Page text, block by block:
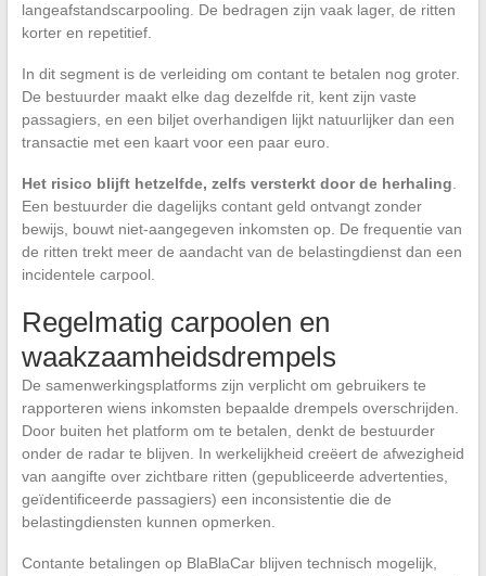
langeafstandscarpooling. De bedragen zijn vaak lager, de ritten
korter en repetitief.
In dit segment is de verleiding om contant te betalen nog groter.
De bestuurder maakt elke dag dezelfde rit, kent zijn vaste
passagiers, en een biljet overhandigen lijkt natuurlijker dan een
transactie met een kaart voor een paar euro.
Het risico blijft hetzelfde, zelfs versterkt door de herhaling.
Een bestuurder die dagelijks contant geld ontvangt zonder
bewijs, bouwt niet-aangegeven inkomsten op. De frequentie van
de ritten trekt meer de aandacht van de belastingdienst dan een
incidentele carpool.
Regelmatig carpoolen en
waakzaamheidsdrempels
De samenwerkingsplatforms zijn verplicht om gebruikers te
rapporteren wiens inkomsten bepaalde drempels overschrijden.
Door buiten het platform om te betalen, denkt de bestuurder
onder de radar te blijven. In werkelijkheid creëert de afwezigheid
van aangifte over zichtbare ritten (gepubliceerde advertenties,
geïdentificeerde passagiers) een inconsistentie die de
belastingdiensten kunnen opmerken.
Contante betalingen op BlaBlaCar blijven technisch mogelijk,